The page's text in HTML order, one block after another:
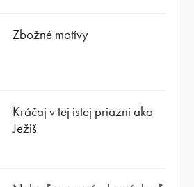
Zbožné motívy
Kráčaj v tej istej priazni ako
Ježiš